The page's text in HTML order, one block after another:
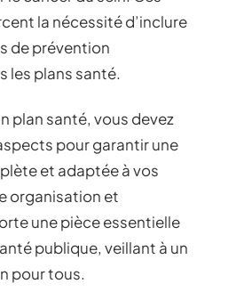
la nécessité d’inclure
de prévention
les plans santé.
plan santé, vous devez
pour garantir une
et adaptée à vos
organisation et
une pièce essentielle
publique, veillant à un
pour tous.